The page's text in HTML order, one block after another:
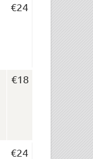
€24
€18
€24